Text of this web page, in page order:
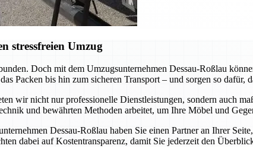
stressfreien Umzug
Doch mit dem Umzugsunternehmen Dessau-Roßlau
Packen bis hin zum sicheren Transport – und sorgen so dafür,
wir nicht nur professionelle Dienstleistungen, sondern auch
und bewährten Methoden arbeitet, um Ihre Möbel und
Dessau-Roßlau haben Sie einen Partner an Ihrer
dabei auf Kostentransparenz, damit Sie jederzeit den